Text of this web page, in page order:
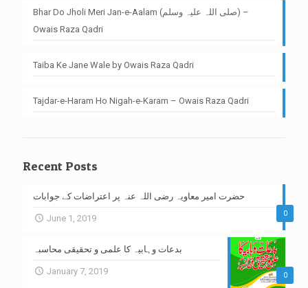
Bhar Do Jholi Meri Jan-e-Aalam (صلی اللہ علیہ وسلم) –
Owais Raza Qadri
Taiba Ke Jane Wale by Owais Raza Qadri
Tajdar-e-Haram Ho Nigah-e-Karam – Owais Raza Qadri
Recent Posts
0
حضرت امیر معاویہ رضی اللہ عنہ پر اعتراضات کے جوابات
June 1, 2019
0
بدعات وہابیہ کا علمی و تحقیقی محاسبہ
January 7, 2019